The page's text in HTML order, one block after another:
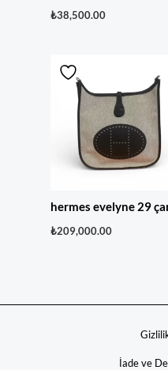
₺38,500.00
hermes evelyne 29
₺209,000.00
İade ve